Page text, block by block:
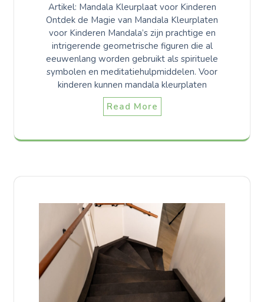
Artikel: Mandala Kleurplaat voor Kinderen
Ontdek de Magie van Mandala Kleurplaten
voor Kinderen Mandala’s zijn prachtige en
intrigerende geometrische figuren die al
eeuwenlang worden gebruikt als spirituele
symbolen en meditatiehulpmiddelen. Voor
kinderen kunnen mandala kleurplaten
Read More